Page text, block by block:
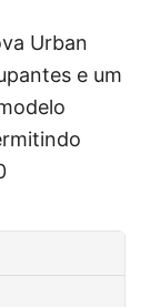
Urban
e um